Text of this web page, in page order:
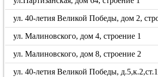
ул. 40-летия Великой Победы, дом 2,
ул. Малиновского, дом 4, строение 1
ул. Малиновского, дом 8, строение 2
ул. 40-летия Великой Победы, д.5,к.2,ст.1